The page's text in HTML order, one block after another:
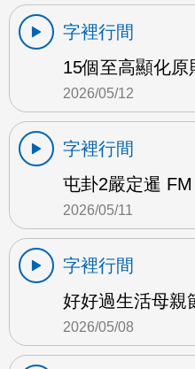
字裡行間
15個至高顯化原
2026/05/12
字裡行間
屯卦2嚴定暹 FM
2026/05/11
字裡行間
好好過生活母親
2026/05/08